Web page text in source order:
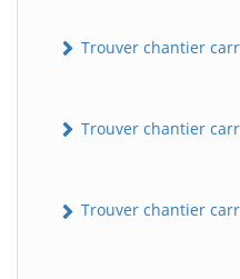
Trouver chantier
Trouver chantier
Trouver chantier